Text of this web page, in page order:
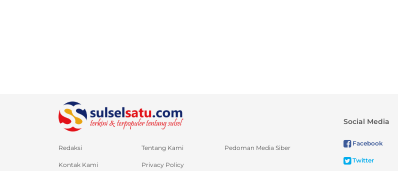
Redaksi Tentang Kami Pedoman Media Siber
Kontak Kami Privacy Policy
Social Media
Facebook
Twitter